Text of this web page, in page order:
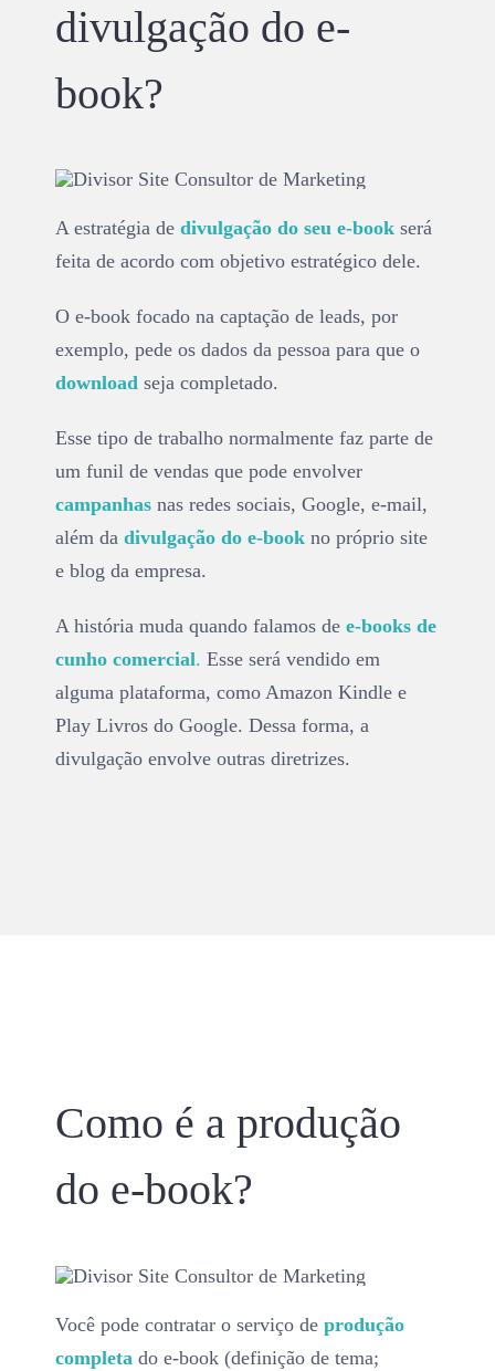
divulgação do e-
book?
A estratégia de divulgação do seu e-bookserá
feita de acordo com objetivo estratégico dele.
O e-book focado na captação de leads, por
exemplo, pede os dados da pessoa para que o
download seja completado.
Esse tipo de trabalho normalmente faz parte de
um funil de vendas que pode envolver
campanhasnas redes sociais, Google, e-mail,
além da divulgação do e-bookno próprio site
e blog da empresa.
A história muda quando falamos de e-books de
cunho comercial. Esse será vendido em
alguma plataforma, como Amazon Kindle e
Play Livros do Google. Dessa forma, a
divulgação envolve outras diretrizes.
Como é a produção
do e-book?
Você pode contratar o serviço de produção
completado e-book (definição de tema;